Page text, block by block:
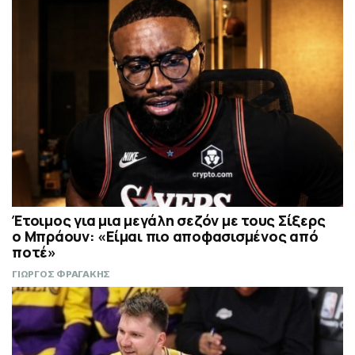
Έτοιμος για μια μεγάλη σεζόν με τους Σίξερς
ο Μπράουν: «Είμαι πιο αποφασισμένος από
ποτέ»
ΓΙΩΡΓΟΣ ΦΡΑΓΑΚΗΣ